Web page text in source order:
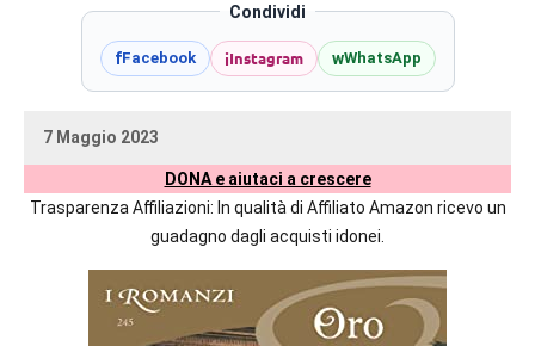
delle
autrici
Condividi
fFacebook iInstagram wWhatsApp
7 Maggio 2023
uctil_user
Nessun
DONA e aiutaci a crescere
Trasparenza Affiliazioni: In qualità di Affiliato Amazon ricevo un
guadagno dagli acquisti idonei.